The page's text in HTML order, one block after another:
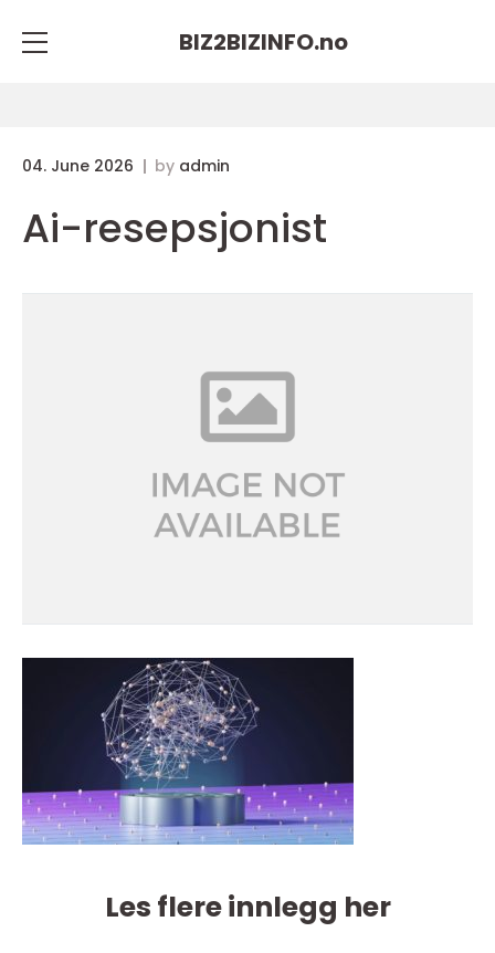
BIZ2BIZINFO.no
04. June 2026 by admin
Ai-resepsjonist
Les flere innlegg her